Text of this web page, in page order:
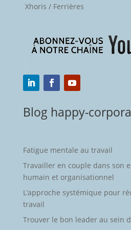
Xhoris / Ferrières
Blog happy-
Fatigue mentale au travail
Travailler en couple dans son
humain et organisationnel
L’approche systémique pour
travail
Trouver le bon leader au sein